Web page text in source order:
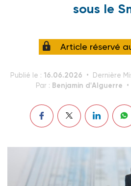
sous le
Article réservé
Publié le : 16.06.2026 Dernière
Par : Benjamin d'Alguerre